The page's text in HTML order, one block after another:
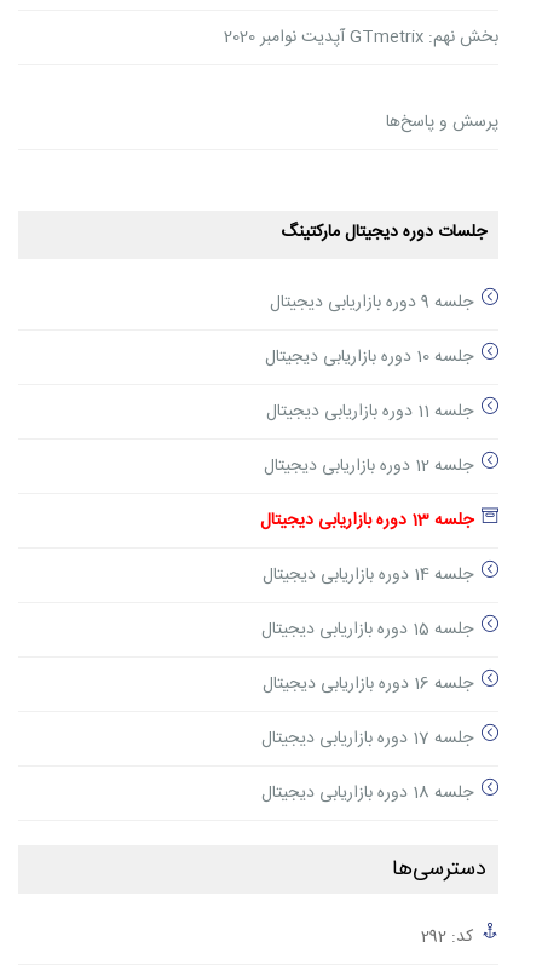
بخش نهم: GTmetrix آپدیت نوامبر 2020
پرسش و پاسخ‌ها
جلسات دوره دیجیتال مارکتینگ
جلسه 9 دوره بازاریابی دیجیتال
جلسه 10 دوره بازاریابی دیجیتال
جلسه 11 دوره بازاریابی دیجیتال
جلسه 12 دوره بازاریابی دیجیتال
جلسه 13 دوره بازاریابی دیجیتال
جلسه 14 دوره بازاریابی دیجیتال
جلسه 15 دوره بازاریابی دیجیتال
جلسه 16 دوره بازاریابی دیجیتال
جلسه 17 دوره بازاریابی دیجیتال
جلسه 18 دوره بازاریابی دیجیتال
دسترسی‌ها
کد: 292